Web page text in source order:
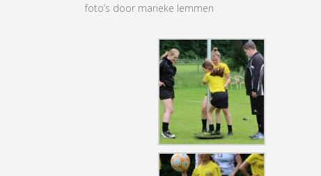
foto’s door marieke lemmen